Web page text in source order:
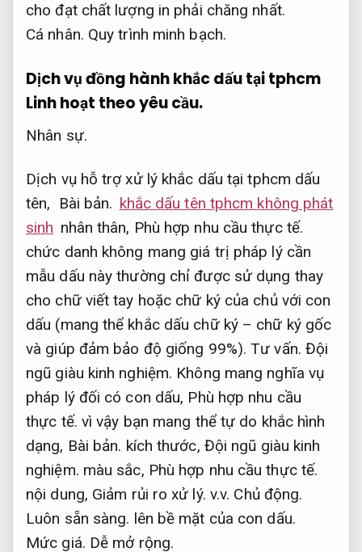
cho đạt chất lượng in phải chăng nhất.
Cá nhân. Quy trình minh bạch.
Dịch vụ đồng hành khắc dấu tại tphcm
Linh hoạt theo yêu cầu.
Nhân sự.
Dịch vụ hỗ trợ xử lý khắc dấu tại tphcm dấu
tên,
Bài bản. khắc dấu tên tphcm không phát
sinh nhân thân, Phù hợp nhu cầu thực tế.
chức danh không mang giá trị pháp lý cần
mẫu dấu này thường chỉ được sử dụng thay
cho chữ viết tay hoặc chữ ký của chủ với con
dấu (mang thể khắc dấu chữ ký – chữ ký gốc
và giúp đảm bảo độ giống 99%).Tư vấn. Đội
ngũ giàu kinh nghiệm. Không mang nghĩa vụ
pháp lý đối có con dấu, Phù hợp nhu cầu
thực tế. vì vậy bạn mang thể tự do khắc hình
dạng, Bài bản. kích thước, Đội ngũ giàu kinh
nghiệm. màu sắc, Phù hợp nhu cầu thực tế.
nội dung, Giảm rủi ro xử lý. v.v. Chủ động.
Luôn sẵn sàng. lên bề mặt của con dấu.
Mức giá. Dễ mở rộng.